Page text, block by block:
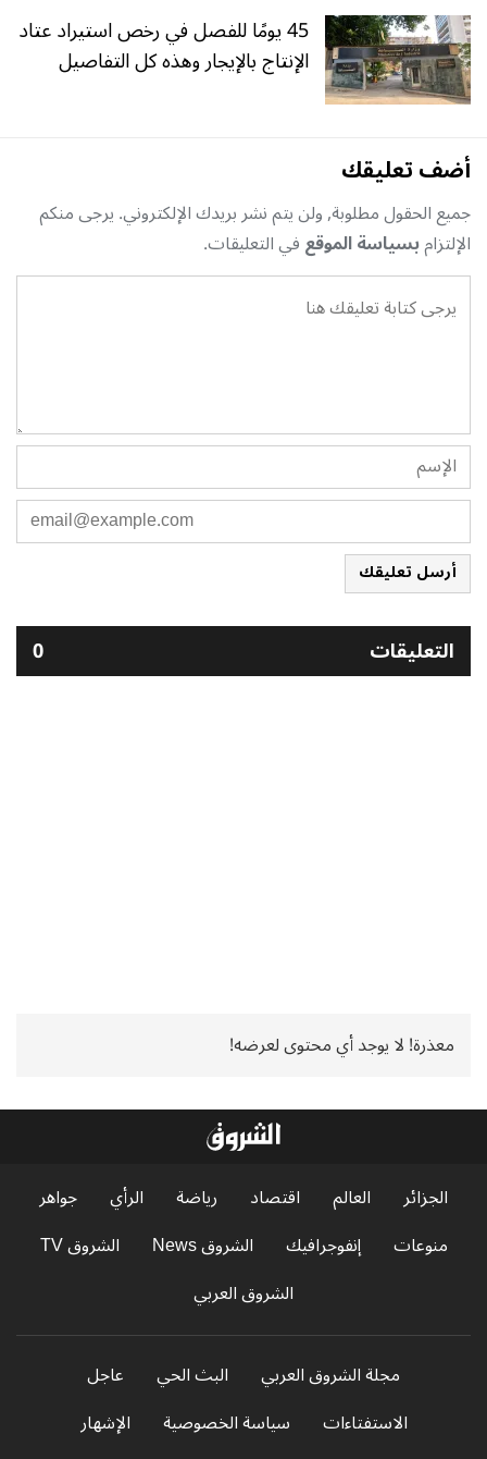
45 يومًا للفصل في رخص استيراد عتاد
الإنتاج بالإيجار وهذه كل التفاصيل
أضف تعليقك
جميع الحقول مطلوبة, ولن يتم نشر بريدك الإلكتروني. يرجى منكم
الإلتزامبسياسة الموقعفي التعليقات.
أرسل تعليقك
التعليقات 0
معذرة! لا يوجد أي محتوى لعرضه!
الجزائر العالم اقتصاد رياضة الرأي
جواهر
منوعات
إنفوجرافيك الشروق News
الشروق TV
الشروق العربي
مجلة الشروق العربي البث الحي
عاجل
الاستفتاءات
سياسة الخصوصية الإشهار